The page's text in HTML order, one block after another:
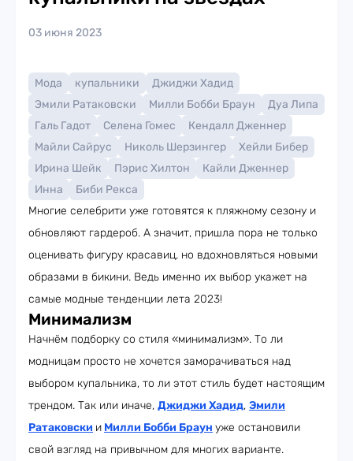
03 июня 2023
Мода купальники
Джиджи Хадид
Эмили Ратаковски
Милли Бобби Браун
Дуа Липа
Галь Гадот
Селена Гомес
Кендалл Дженнер
Майли Сайрус
Николь Шерзингер
Хейли Бибер
Ирина Шейк
Пэрис Хилтон
Кайли Дженнер
Инна
Биби Рекса
Многие селебрити уже готовятся к пляжному сезону и
обновляют гардероб. А значит, пришла пора не только
оценивать фигуру красавиц, но вдохновляться новыми
образами в бикини. Ведь именно их выбор укажет на
самые модные тенденции лета 2023!
Минимализм
Начнём подборку со стиля «минимализм». То ли
модницам просто не хочется заморачиваться над
выбором купальника, то ли этот стиль будет настоящим
трендом. Так или иначе, Джиджи Хадид, Эмили
Ратаковски и Милли Бобби Браун уже остановили
свой взгляд на привычном для многих варианте.